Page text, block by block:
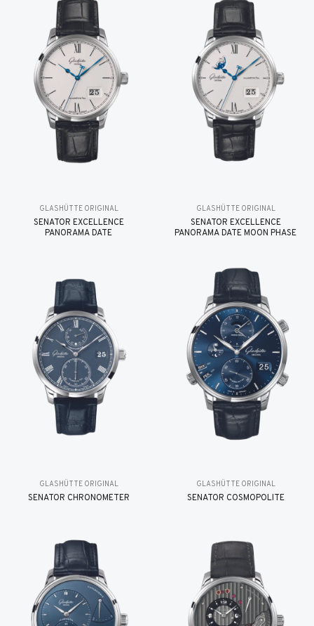
GLASHÜTTE ORIGINAL
SENATOR EXCELLENCE
PANORAMA DATE
GLASHÜTTE ORIGINAL
SENATOR EXCELLENCE
PANORAMA DATE MOON PHASE
GLASHÜTTE ORIGINAL
SENATOR CHRONOMETER
GLASHÜTTE ORIGINAL
SENATOR COSMOPOLITE